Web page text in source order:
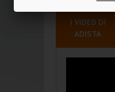
I VIDEO DI
ADISTA